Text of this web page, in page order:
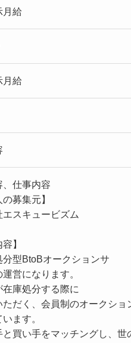
月給
月給
、仕事内容
の募集元】
エスキュービズム
】
分型BtoBオークションサ
営になります。
在庫処分する際に
ただく、会員制のオークショ
ます。
と買い手をマッチングし、世